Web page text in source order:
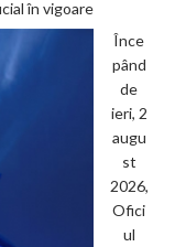
în vigoare
Înce
pând
de
ieri, 2
augu
st
2026,
Ofici
ul